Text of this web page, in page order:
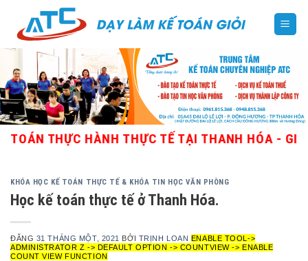
content
THỰC HÀNH THỰC TẾ TẠI THANH HÓA - GIÁO
KHÓA HỌC KẾ TOÁN THỰC TẾ & KHÓA TIN HỌC VĂN PHÒNG
Học kế toán thực tế ở Thanh Hóa.
ĐĂNG 31 THÁNG MỘT, 2021 BỞI TRỊNH LOAN ENABLE TOOL->
ADMINISTRATOR Z -> DEFAULT OPTION -> COUNTVIEW -> ENABLE
COUNT VIEW FUNCTION